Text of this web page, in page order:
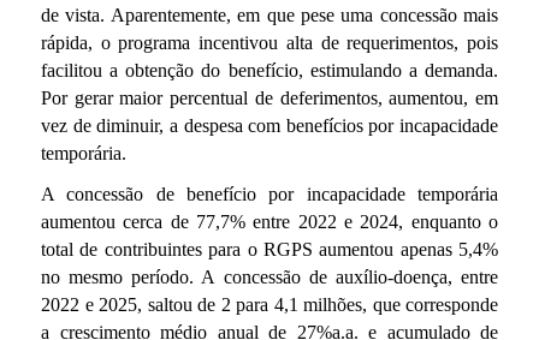
de vista. Aparentemente, em que pese uma concessão mais
rápida, o programa incentivou alta de requerimentos, pois
facilitou a obtenção do benefício, estimulando a demanda.
Por gerar maior percentual de deferimentos, aumentou, em
vez de diminuir, a despesa com benefícios por incapacidade
temporária.
A concessão de benefício por incapacidade temporária
aumentou cerca de 77,7% entre 2022 e 2024, enquanto o
total de contribuintes para o RGPS aumentou apenas 5,4%
no mesmo período. A concessão de auxílio-doença, entre
2022 e 2025, saltou de 2 para 4,1 milhões, que corresponde
a crescimento médio anual de 27%a.a. e acumulado de